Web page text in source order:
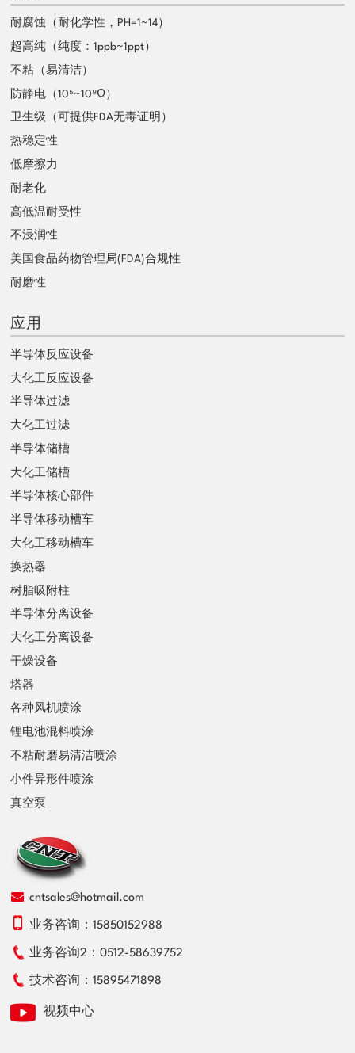
耐腐蚀（耐化学性，PH=1~14）
超高纯（纯度：1ppb~1ppt）
不粘（易清洁）
防静电（10⁵~10⁹Ω）
卫生级（可提供FDA无毒证明）
热稳定性
低摩擦力
耐老化
高低温耐受性
不浸润性
美国食品药物管理局(FDA)合规性
耐磨性
应用
半导体反应设备
大化工反应设备
半导体过滤
大化工过滤
半导体储槽
大化工储槽
半导体核心部件
半导体移动槽车
大化工移动槽车
换热器
树脂吸附柱
半导体分离设备
大化工分离设备
干燥设备
塔器
各种风机喷涂
锂电池混料喷涂
不粘耐磨易清洁喷涂
小件异形件喷涂
真空泵
cntsales@hotmail.com
业务咨询：15850152988
业务咨询2：0512-58639752
技术咨询：15895471898
视频中心